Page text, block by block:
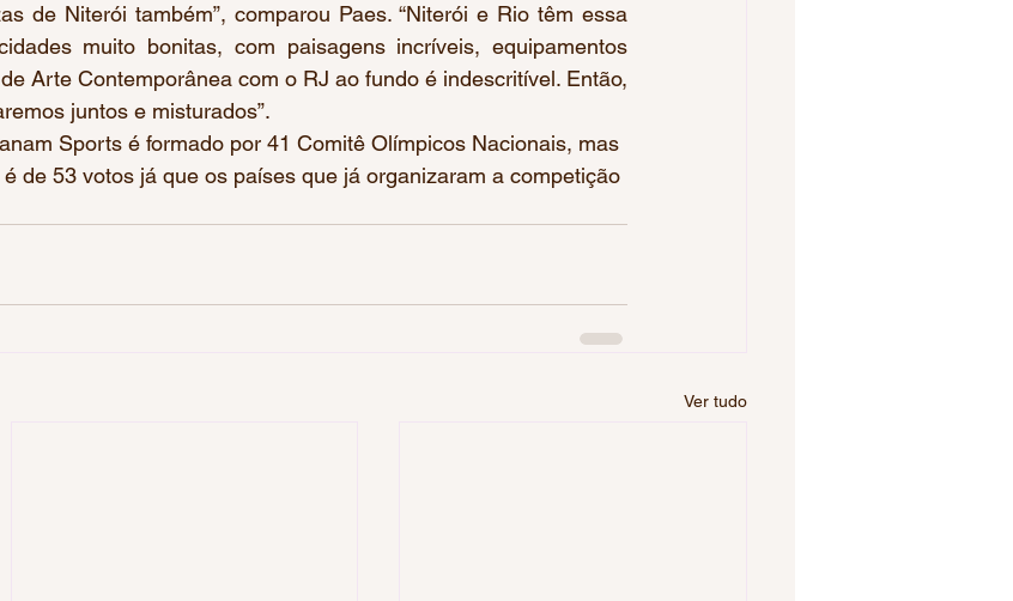
de Niterói também”, comparou Paes. “Niterói e Rio têm essa
muito bonitas, com paisagens incríveis, equipamentos
Arte Contemporânea com o RJ ao fundo é indescritível. Então,
juntos e misturados”.
Sports é formado por 41 Comitê Olímpicos Nacionais, mas
de 53 votos já que os países que já organizaram a competição
Ver tudo